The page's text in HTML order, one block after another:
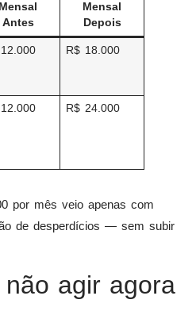
Mensal
Antes
Mensal
Depois
R$ 18.000
R$ 24.000
por mês veio apenas com
de desperdícios — sem subir
agir agora